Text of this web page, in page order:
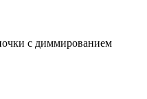
с диммированием